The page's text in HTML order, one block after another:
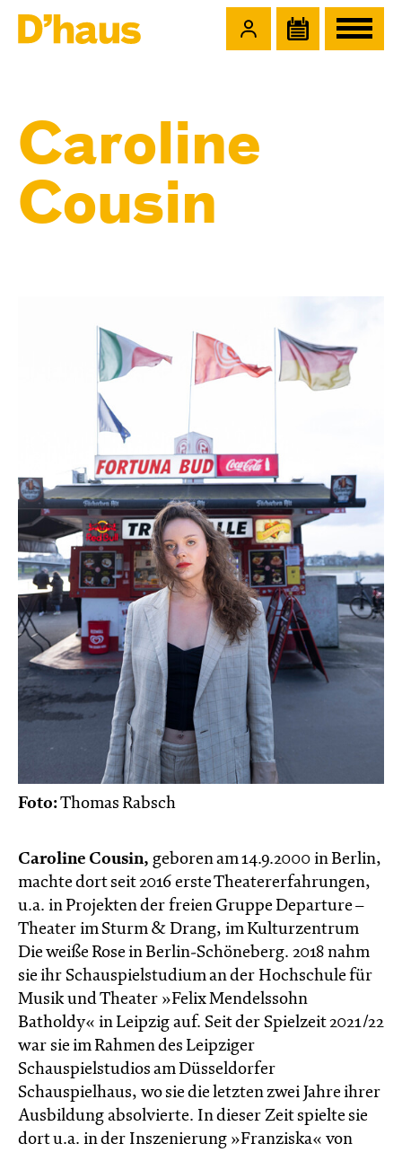
Caroline
Cousin
Foto:Thomas Rabsch
Caroline Cousin, geboren am 14.9.2000 in Berlin,
machte dort seit 2016 erste Theatererfahrungen,
u.a. in Projekten der freien Gruppe Departure –
Theater im Sturm & Drang, im Kulturzentrum
Die weiße Rose in Berlin-Schöneberg. 2018 nahm
sie ihr Schauspielstudium an der Hochschule für
Musik und Theater »Felix Mendelssohn
Batholdy« in Leipzig auf. Seit der Spielzeit 2021/22
war sie im Rahmen des Leipziger
Schauspielstudios am Düsseldorfer
Schauspielhaus, wo sie die letzten zwei Jahre ihrer
Ausbildung absolvierte. In dieser Zeit spielte sie
dort u.a. in der Inszenierung »Franziska« von